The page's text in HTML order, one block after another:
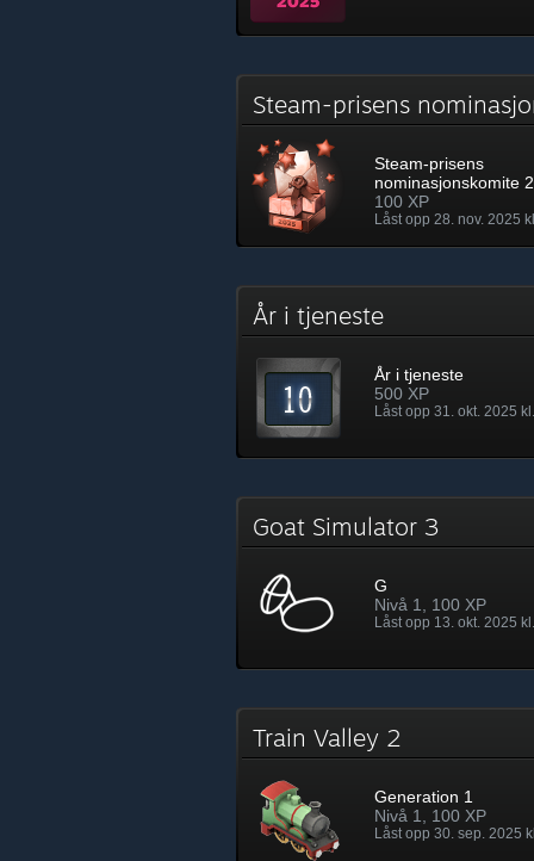
Steam-prisens
Steam-prisens
nominasjonskomite
100 XP
Låst opp 28. nov. 2025
År i tjeneste
År i tjeneste
500 XP
Låst opp 31. okt. 2025
Goat Simulator 3
G
Nivå 1, 100 XP
Låst opp 13. okt. 2025
Train Valley 2
Generation 1
Nivå 1, 100 XP
Låst opp 30. sep. 2025